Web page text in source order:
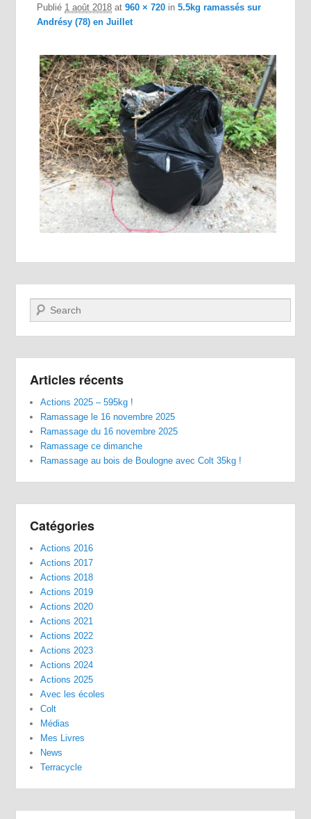
Publié 1 août 2018 at960 × 720 in5.5kg ramassés sur
Andrésy (78) en Juillet
Recherche
Articles récents
Actions 2025 – 595kg !
Ramassage le 16 novembre 2025
Ramassage du 16 novembre 2025
Ramassage ce dimanche
Ramassage au bois de Boulogne avec Colt 35kg !
Catégories
Actions 2016
Actions 2017
Actions 2018
Actions 2019
Actions 2020
Actions 2021
Actions 2022
Actions 2023
Actions 2024
Actions 2025
Avec les écoles
Colt
Médias
Mes Livres
News
Terracycle